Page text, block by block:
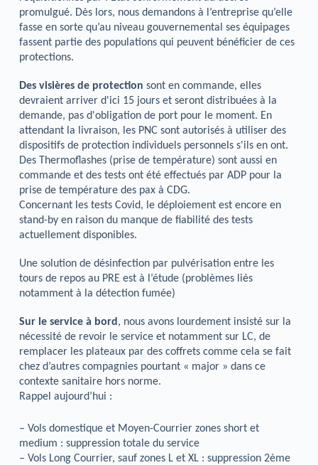
promulgué. Dès lors, nous demandons à l’entreprise qu’elle
fasse en sorte qu’au niveau gouvernemental ses équipages
fassent partie des populations qui peuvent bénéficier de ces
protections.
Des visières de protection sont en commande, elles
devraient arriver d'ici 15 jours et seront distribuées à la
demande, pas d'obligation de port pour le moment. En
attendant la livraison, les PNC sont autorisés à utiliser des
dispositifs de protection individuels personnels s'ils en ont.
Des Thermoflashes (prise de température) sont aussi en
commande et des tests ont été effectués par ADP pour la
prise de température des pax à CDG.
Concernant les tests Covid, le déploiement est encore en
stand-by en raison du manque de fiabilité des tests
actuellement disponibles.
Une solution de désinfection par pulvérisation entre les
tours de repos au PRE est à l’étude (problèmes liés
notamment à la détection fumée)
Sur le service à bord , nous avons lourdement insisté sur la
nécessité de revoir le service et notamment sur LC, de
remplacer les plateaux par des coffrets comme cela se fait
chez d’autres compagnies pourtant « major » dans ce
contexte sanitaire hors norme.
Rappel aujourd’hui :
– Vols domestique et Moyen-Courrier zones short et
medium : suppression totale du service
– Vols Long Courrier, sauf zones L et XL : suppression 2ème